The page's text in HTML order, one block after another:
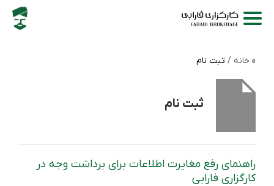
خانه / ثبت نام
ثبت نام
راهنمای رفع مغایرت اطلاعات برای برداشت وجه در
کارگزاری فارابی